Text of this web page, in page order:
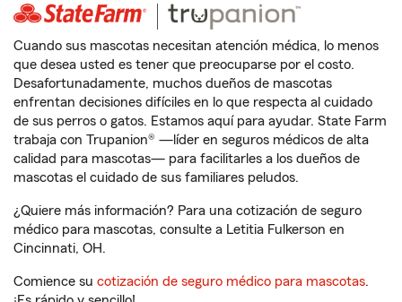
Cuando sus mascotas necesitan atención médica, lo menos
que desea usted es tener que preocuparse por el costo.
Desafortunadamente, muchos dueños de mascotas
enfrentan decisiones difíciles en lo que respecta al cuidado
de sus perros o gatos. Estamos aquí para ayudar. State Farm
trabaja con Trupanion® —líder en seguros médicos de alta
calidad para mascotas— para facilitarles a los dueños de
mascotas el cuidado de sus familiares peludos.
¿Quiere más información? Para una cotización de seguro
médico para mascotas, consulte a Letitia Fulkerson en
Cincinnati, OH.
Comience su cotización de seguro médico para mascotas.